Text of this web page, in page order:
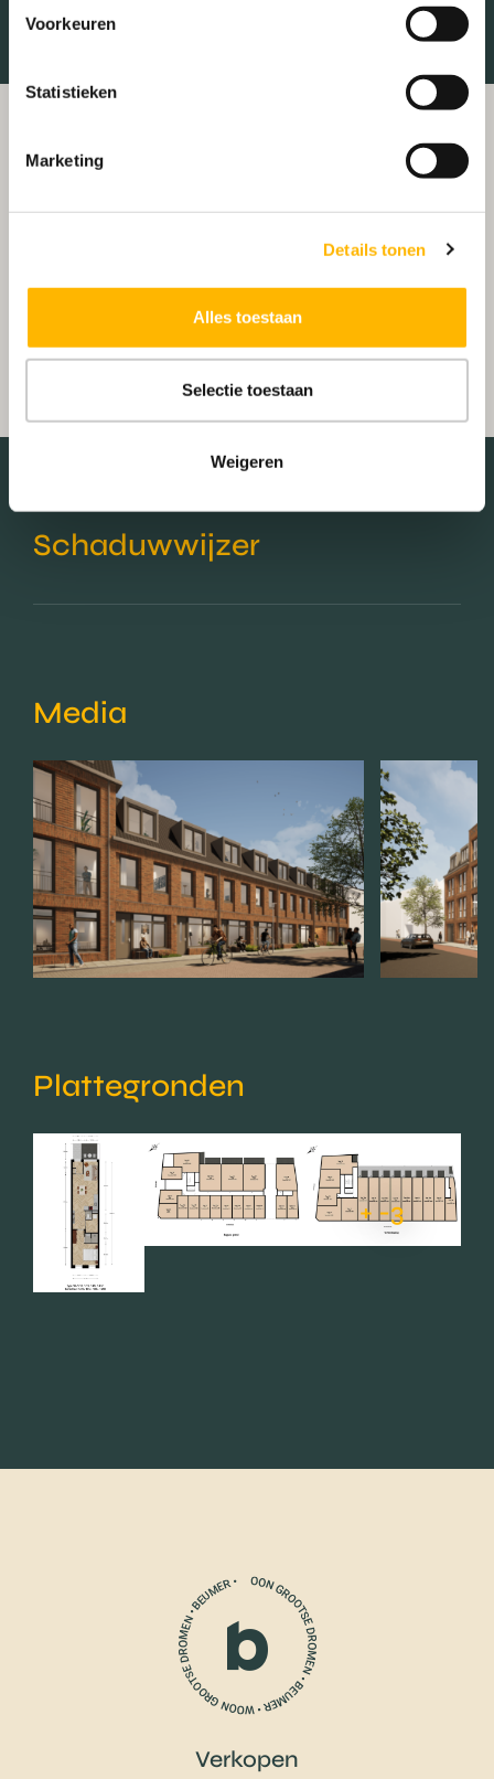
Voorkeuren
Statistieken
Marketing
Details tonen
Alles toestaan
Selectie toestaan
Weigeren
Schaduwwijzer
Media
Plattegronden
+ -3
Verkopen